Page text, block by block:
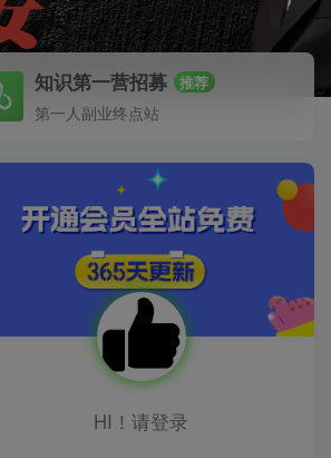
知识第一营招募 推荐
第一人副业终点站
HI！请登录